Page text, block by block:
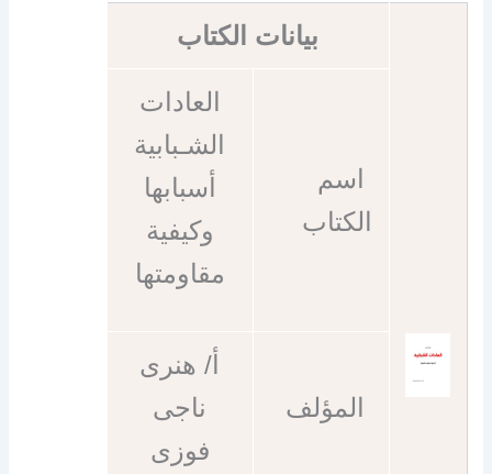
بيانات الكتاب
اسم
الكتاب
العادات
الشـبابية
أسبابها
وكيفية
مقاومتها
المؤلف
أ/ هنرى
ناجى
فوزى